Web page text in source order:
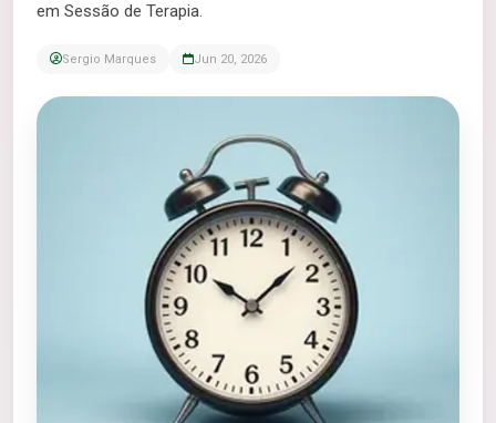
em Sessão de Terapia.
Sergio Marques Jun 20, 2026